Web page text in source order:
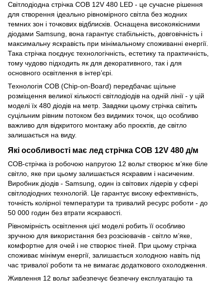
Світлодіодна стрічка COB 12V 480 LED - це сучасне рішення
для створення ідеально рівномірного світла без жодних
темних зон і точкових відблисків. Оснащена високоякісними
діодами Samsung, вона гарантує стабільність, довговічність і
максимальну яскравість при мінімальному споживанні енергії.
Така стрічка поєднує технологічність, естетику та практичність,
тому чудово підходить як для декоративного, так і для
основного освітлення в інтер’єрі.
Технологія COB (Chip-on-Board) передбачає щільне
розміщення великої кількості світлодіодів на одній лінії - у цій
моделі їх 480 діодів на метр. Завдяки цьому стрічка світить
суцільним рівним потоком без видимих точок, що особливо
важливо для відкритого монтажу або проєктів, де світло
залишається на виду.
Які особливості має лед стрічка COB 12V 480 д/м
COB-стрічка із робочою напругою 12 вольт створює м’яке біле
світло, яке при цьому залишається яскравим і насиченим.
Виробник діодів - Samsung, один із світових лідерів у сфері
світлодіодних технологій. Це гарантує високу ефективність,
точність колірної температури та тривалий ресурс роботи - до
50 000 годин без втрати яскравості.
Рівномірність освітлення цієї моделі робить її особливо
зручною для використання без розсіювачів - світло м’яке,
комфортне для очей і не створює тіней. При цьому стрічка
споживає мінімум енергії, залишається холодною навіть під
час тривалої роботи та не вимагає додаткового охолодження.
Живлення 12 вольт забезпечує безпечну експлуатацію та